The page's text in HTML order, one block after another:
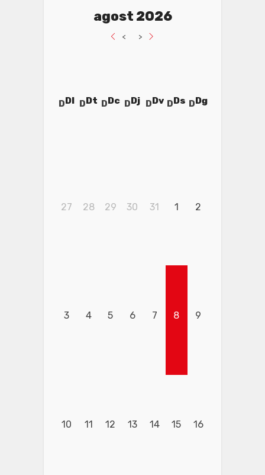
<
agost 2026
>
Dl Dt Dc Dj Dv Ds Dg
27 28 29 30 31 1 2
3 4 5 6 7 8 9
10 11 12 13 14 15 16